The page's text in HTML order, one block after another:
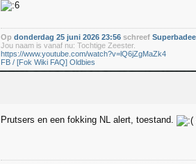
Op donderdag 25 juni 2026 23:56 schreef
Jou naam is vanaf nu: Tochtige Zeester.
https://www.youtube.com/watch?v=lQ6jZgMaZk4
FB / [Fok Wiki FAQ] Oldbies
Prutsers en een fokking NL alert, toestand.